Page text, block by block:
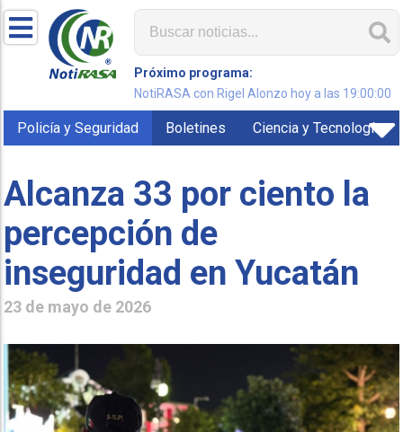
Próximo programa:
NotiRASA con Rigel Alonzo hoy a las 19:00:00
Policía y Seguridad Boletines Ciencia y Tecnología
Alcanza 33 por ciento la
percepción de
inseguridad en Yucatán
23 de mayo de 2026